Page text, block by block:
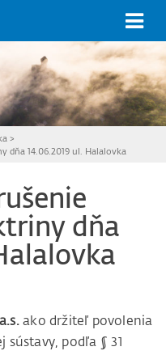
>
dňa 14.06.2019 ul. Halalovka
dňa
ako držiteľ povolenia
podľa § 31